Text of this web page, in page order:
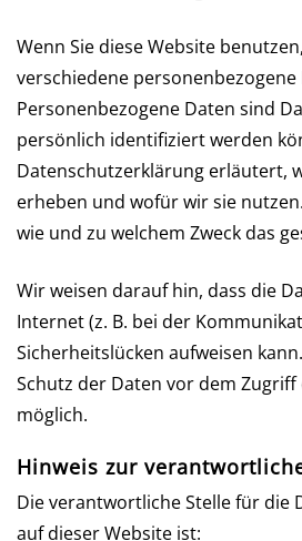
Wenn Sie diese Website
verschiedene
Personenbezogene Daten sind
persönlich identifiziert werden
Datenschutzerklärung erläutert,
erheben und wofür wir sie
wie und zu welchem Zweck das
Wir weisen darauf hin, dass die
Internet (z. B. bei der
Sicherheitslücken aufweisen
Schutz der Daten vor dem
möglich.
Hinweis zur
Die verantwortliche Stelle für die
auf dieser Website ist: